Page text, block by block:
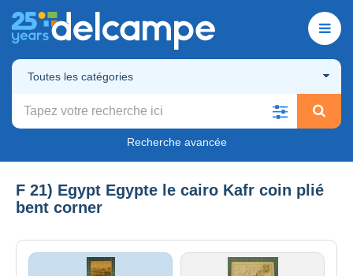
Toutes les catégories
Recherche avancée
F 21) Egypt Egypte le cairo Kafr coin plié
bent corner